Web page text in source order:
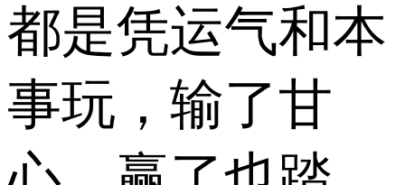
都是凭运气和本
事玩，输了甘